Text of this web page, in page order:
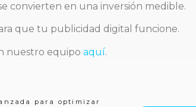
convierten en una inversión medible.
que tu publicidad digital funcione.
nuestro equipo aquí.
para optimizar